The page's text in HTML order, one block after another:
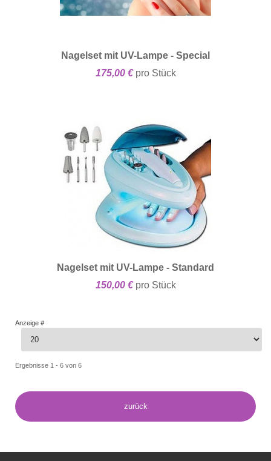
Nagelset mit UV-Lampe - Special
175,00 € pro Stück
Nagelset mit UV-Lampe - Standard
150,00 € pro Stück
Anzeige #
Ergebnisse 1 - 6 von 6